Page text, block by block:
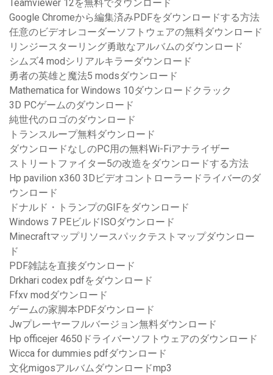
Teamviewer 12を無料でダウンロード
Google Chromeから編集済みPDFをダウンロードする方法
任意のビデオレコーダーソフトウェアの無料ダウンロード
リンジースターリング勇敢なアルバムのダウンロード
シムズ4 modシリアルキラーダウンロード
勇者の英雄と魔法5 modsダウンロード
Mathematica for Windows 10ダウンロードクラック
3D PCゲームのダウンロード
純世代のロゴのダウンロード
トランスループ無料ダウンロード
ダウンロードなしのPC用の無料Wi-Fiアナライザー
ストリートファイター5の改造をダウンロードする方法
Hp pavilion x360 3Dビデオコントローラードライバーのダ
ウンロード
ドナルド・トランプのGIFをダウンロード
Windows 7 PEビルドISOダウンロード
Minecraftマップリソースパックテストマップダウンロー
ド
PDF雑誌を直接ダウンロード
Drkhari codex pdfをダウンロード
Ffxv modダウンロード
ゲームの家脚本PDFダウンロード
Jwプレーヤーフルバージョン無料ダウンロード
Hp officejer 4650ドライバーソフトウェアのダウンロード
Wicca for dummies pdfダウンロード
文化migosアルバムダウンロードmp3